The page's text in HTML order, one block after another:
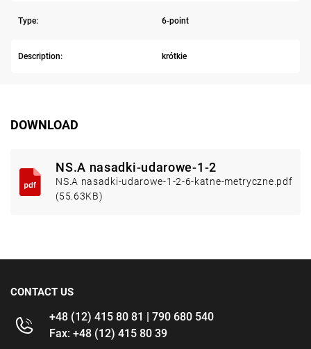
Type: 6-point
Description: krótkie
DOWNLOAD
NS.A nasadki-udarowe-1-2
NS.A nasadki-udarowe-1-2-6-katne-metryczne.pdf
(55.63KB)
CONTACT US
+48 (12) 415 80 81 | 790 680 540
Fax: +48 (12) 415 80 39